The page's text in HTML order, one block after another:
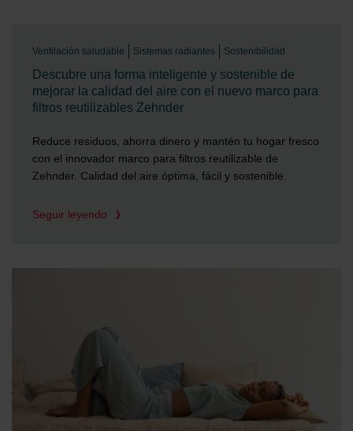
Ventilación saludable Sistemas radiantes Sostenibilidad
Descubre una forma inteligente y sostenible de
mejorar la calidad del aire con el nuevo marco para
filtros reutilizables Zehnder
Reduce residuos, ahorra dinero y mantén tu hogar fresco
con el innovador marco para filtros reutilizable de
Zehnder. Calidad del aire óptima, fácil y sostenible.
Seguir leyendo